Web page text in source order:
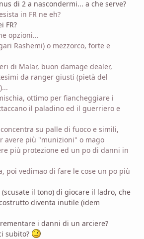
di 2 a nascondermi... a che serve?
in FR ne eh?
FR?
opzioni...
Rashemi) o mezzorco, forte e
di Malar, buon damage dealer,
da ranger giusti (pietà del
ottimo per fiancheggiare i
il paladino ed il guerriero e
su palle di fuoco e simili,
avere più "munizioni" o mago
più protezione ed un po di danni in
poi vedimao di fare le cose un po più
il tono) di giocare il ladro, che
diventa inutile (idem
i danni di un arciere?
subito?